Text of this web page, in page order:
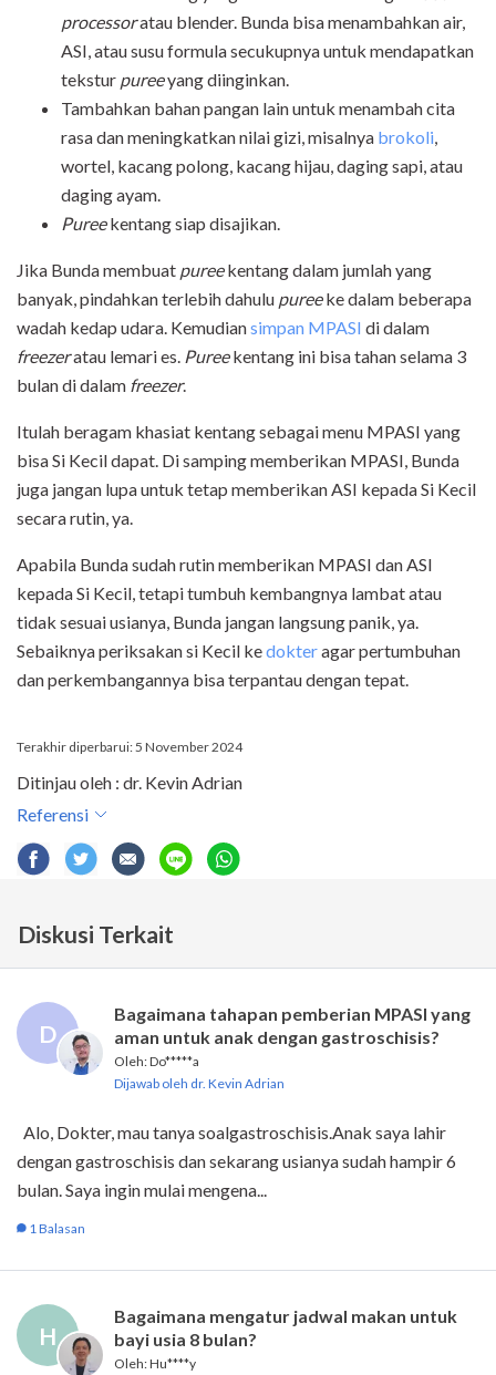
processoratau blender. Bunda bisa menambahkan air,
ASI, atau susu formula secukupnya untuk mendapatkan
tekstur pureeyang diinginkan.
Tambahkan bahan pangan lain untuk menambah cita
rasa dan meningkatkan nilai gizi, misalnya brokoli
wortel, kacang polong, kacang hijau, daging sapi, atau
daging ayam.
Pureekentang siap disajikan.
Jika Bunda membuat pureekentang dalam jumlah yang
banyak, pindahkan terlebih dahulu pureeke dalam beberapa
wadah kedap udara. Kemudiansimpan MPASI di dalam
freezeratau lemari es. Pureekentang ini bisa tahan selama 3
bulan di dalam freezer.
Itulah beragam khasiat kentang sebagai menu MPASI yang
bisa Si Kecil dapat. Di samping memberikan MPASI, Bunda
juga jangan lupa untuk tetap memberikan ASI kepada Si Kecil
secara rutin, ya.
Apabila Bunda sudah rutin memberikan MPASI dan ASI
kepada Si Kecil, tetapi tumbuh kembangnya lambat atau
tidak sesuai usianya, Bunda jangan langsung panik, ya.
Sebaiknya periksakan si Kecil kedokteragar pertumbuhan
dan perkembangannya bisa terpantau dengan tepat.
Terakhir diperbarui: 5 November 2024